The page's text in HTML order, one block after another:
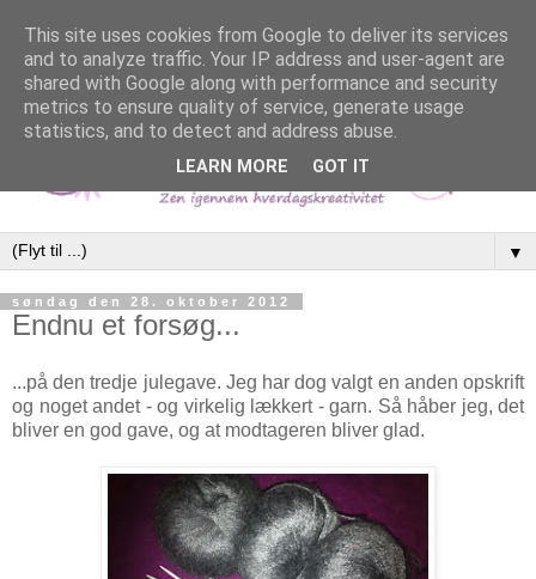
▼
søndag den 28. oktober 2012
Endnu et forsøg...
...på den tredje julegave. Jeg har dog valgt en anden opskrift
og noget andet - og virkelig lækkert - garn. Så håber jeg, det
bliver en god gave, og at modtageren bliver glad.
This site uses cookies from Google to deliver its services
and to analyze traffic. Your IP address and user-agent are
shared with Google along with performance and security
metrics to ensure quality of service, generate usage
statistics, and to detect and address abuse.
LEARN MORE GOT IT